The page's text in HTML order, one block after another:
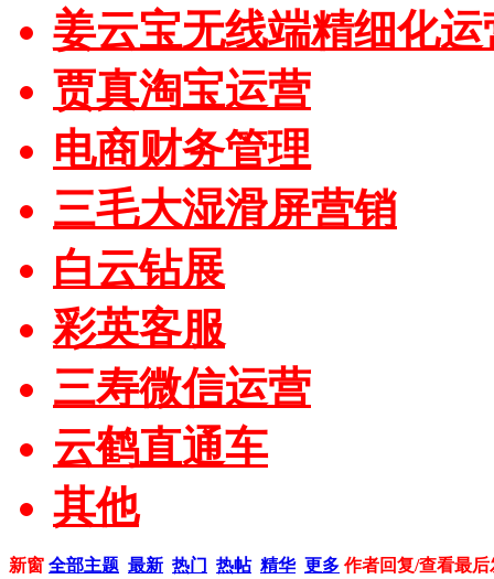
姜云宝无线端精细化运
贾真淘宝运营
电商财务管理
三毛大湿滑屏营销
白云钻展
彩英客服
三寿微信运营
云鹤直通车
其他
新窗 全部主题 最新 热门 热帖 精华 更多 作者回复/查看最后